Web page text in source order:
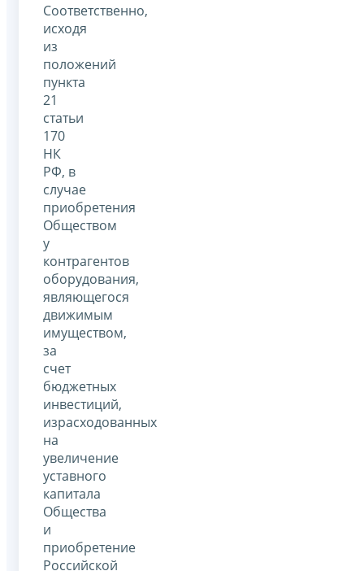
Соответственно,
исходя
из
положений
пункта
21
статьи
170
НК
РФ, в
случае
приобретения
Обществом
у
контрагентов
оборудования,
являющегося
движимым
имуществом,
за
счет
бюджетных
инвестиций,
израсходованных
на
увеличение
уставного
капитала
Общества
и
приобретение
Российской